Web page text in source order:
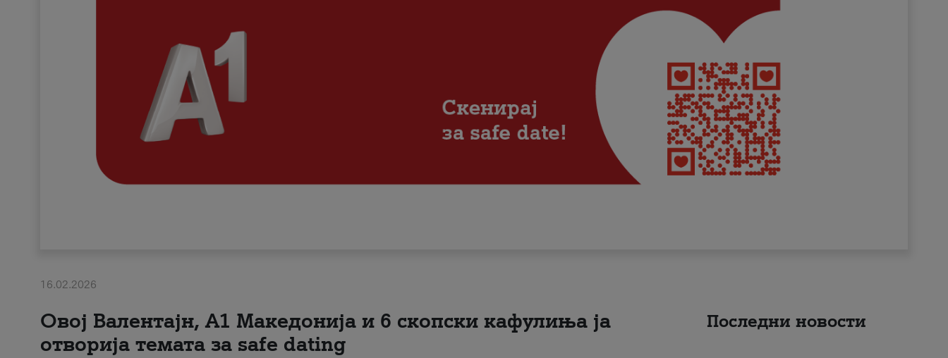
16.02.2026
Овој Валентајн, A1 Македонија и 6 скопски кафулиња ја
отворија темата за safe dating
Последни новости